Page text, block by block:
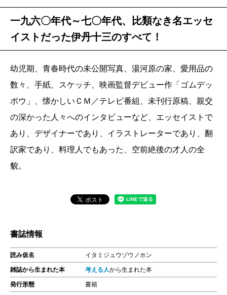
一九六〇年代～七〇年代、比類なき名エッセ
イストだった伊丹十三のすべて！
幼児期、青春時代の未公開写真、湯河原の家、愛用品の
数々、手紙、スケッチ、映画監督デビュー作「ゴムデッ
ポウ」、懐かしいＣＭ／テレビ番組、未刊行原稿、親交
の深かった人々へのインタビューなど、エッセイストで
あり、デザイナーであり、イラストレーターであり、翻
訳家であり、料理人でもあった、空前絶後の才人の全
貌。
書誌情報
読み仮名 イタミジュウゾウノホン
雑誌から生まれた本 考える人から生まれた本
発行形態 書籍